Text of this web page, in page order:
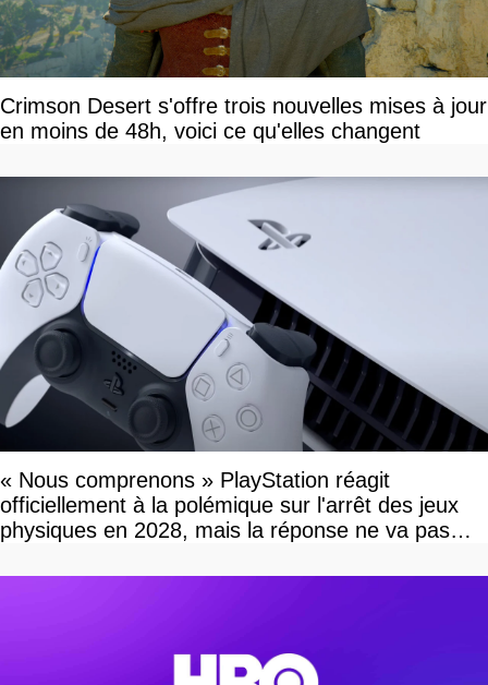
Crimson Desert s'offre trois nouvelles mises à jour
en moins de 48h, voici ce qu'elles changent
« Nous comprenons » PlayStation réagit
officiellement à la polémique sur l'arrêt des jeux
physiques en 2028, mais la réponse ne va pas